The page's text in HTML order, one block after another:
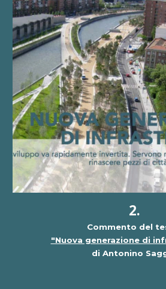
2.
Commento del
"Nuova generazione di
di Antonino